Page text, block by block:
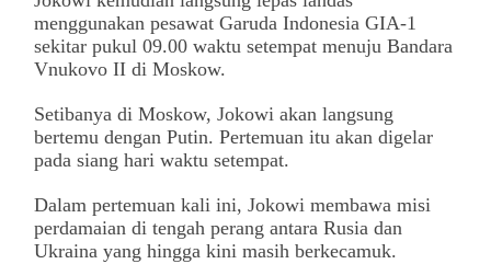
menggunakan pesawat Garuda Indonesia GIA-1
sekitar pukul 09.00 waktu setempat menuju Bandara
Vnukovo II di Moskow.
Setibanya di Moskow, Jokowi akan langsung
bertemu dengan Putin. Pertemuan itu akan digelar
pada siang hari waktu setempat.
Dalam pertemuan kali ini, Jokowi membawa misi
perdamaian di tengah perang antara Rusia dan
Ukraina yang hingga kini masih berkecamuk.